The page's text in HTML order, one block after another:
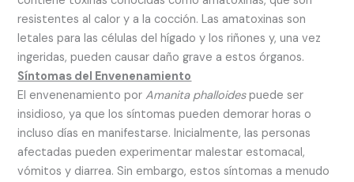
resistentes al calor y a la cocción. Las amatoxinas son
letales para las células del hígado y los riñones y, una vez
ingeridas, pueden causar daño grave a estos órganos.
Síntomas del Envenenamiento
El envenenamiento porAmanita phalloidespuede ser
insidioso, ya que los síntomas pueden demorar horas o
incluso días en manifestarse. Inicialmente, las personas
afectadas pueden experimentar malestar estomacal,
vómitos y diarrea. Sin embargo, estos síntomas a menudo